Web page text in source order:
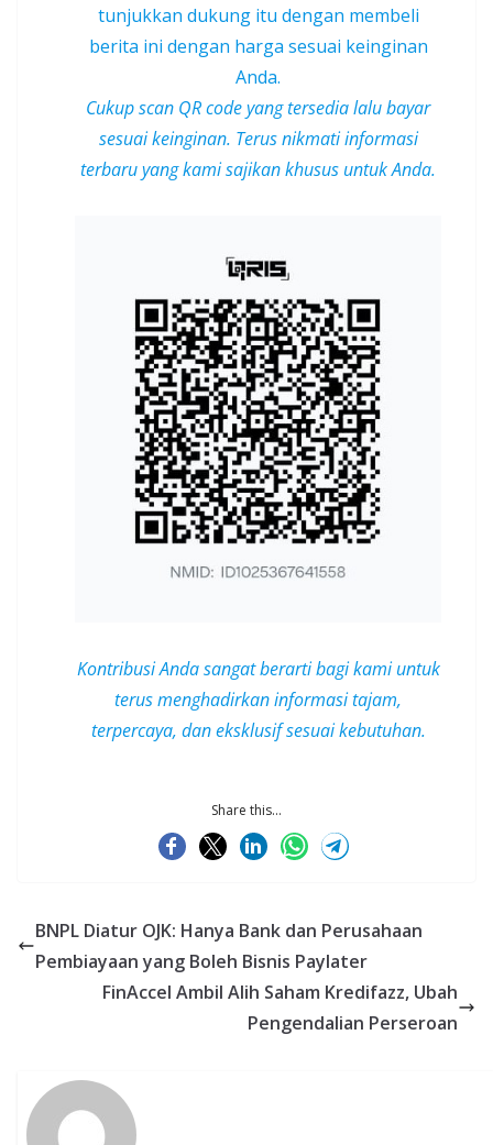
tunjukkan dukung itu dengan membeli
berita ini dengan harga sesuai keinginan
Anda.
Cukup scan QR code yang tersedia lalu bayar
sesuai keinginan. Terus nikmati informasi
terbaru yang kami sajikan khusus untuk Anda.
Kontribusi Anda sangat berarti bagi kami untuk
terus menghadirkan informasi tajam,
terpercaya, daneksklusifsesuai kebutuhan.
Share this...
BNPL Diatur OJK: Hanya Bank dan Perusahaan
Pembiayaan yang Boleh Bisnis Paylater
FinAccel Ambil Alih Saham Kredifazz, Ubah
Pengendalian Perseroan